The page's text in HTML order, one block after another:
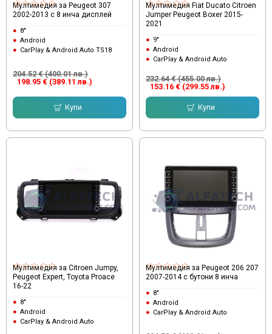
Мултимедия за Peugeot 307
2002-2013 с 8 инча дисплей
8"
Android
CarPlay & Android Auto TS18
198.95 € (389.11 лв.)
204.52 € (400.01 лв.)
Купи
Мултимедия Fiat Ducato Citroen
Jumper Peugeot Boxer 2015-
2021
9"
Android
CarPlay & Android Auto
153.16 € (299.55 лв.)
232.64 € (455.00 лв.)
Купи
Мултимедия за Citroen Jumpy,
Peugeot Expert, Toyota Proace
16-22
8"
Android
CarPlay & Android Auto
Мултимедия за Peugeot 206 207
2007-2014 с бутони 8 инча
8"
Android
CarPlay & Android Auto